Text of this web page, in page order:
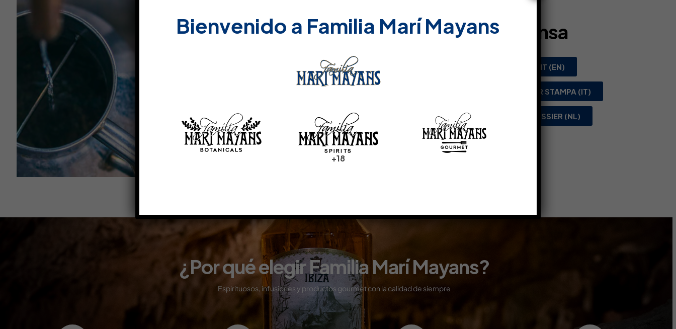
Dosier de Prensa
PRESS KIT (EN)
DOSSIER STAMPA (IT)
PERSDOSSIER (NL)
ПРЕСС-ДОСЬЕ (RU)
¿Por qué elegir Familia Marí Mayans?
Espirituosos, infusiones y productos gourmet con la calidad de siempre
Bienvenido a Familia Marí Mayans
+18